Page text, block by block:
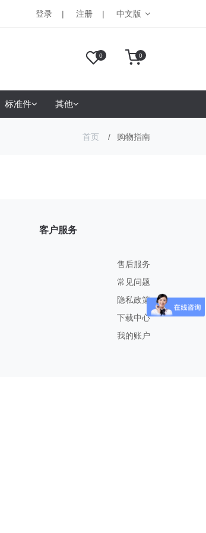
登录 注册 中文版
0 0
标准件 其他
首页 购物指南
客户服务
售后服务
常见问题
隐私政策
下载中心
我的账户